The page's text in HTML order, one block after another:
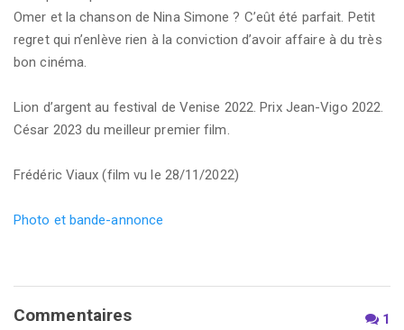
Omer et la chanson de Nina Simone ? C’eût été parfait. Petit
regret qui n’enlève rien à la conviction d’avoir affaire à du très
bon cinéma.
Lion d’argent au festival de Venise 2022. Prix Jean-Vigo 2022.
César 2023 du meilleur premier film.
Frédéric Viaux (film vu le 28/11/2022)
Photo et bande-annonce
Commentaires 1